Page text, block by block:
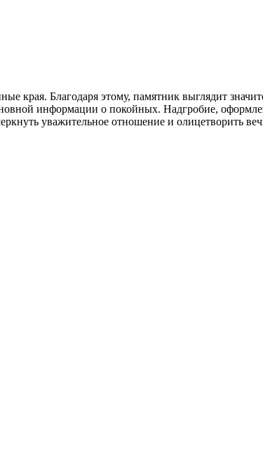
края. Благодаря этому, памятник выглядит
информации о покойных. Надгробие,
уважительное отношение и